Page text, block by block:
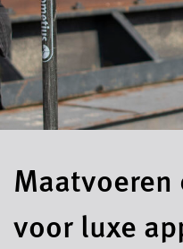
Maatvoeren
voor luxe